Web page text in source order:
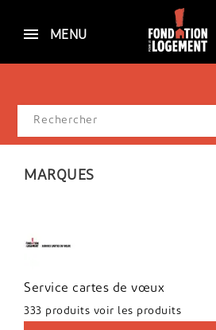
MENU
MARQUES
Service cartes de vœux
333 produits voir les produits